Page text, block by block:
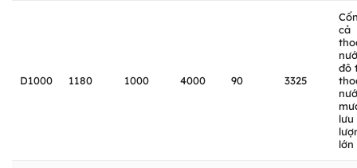
D1000 1180 1000 4000 90 3325
cả
đô
lưu
lớn